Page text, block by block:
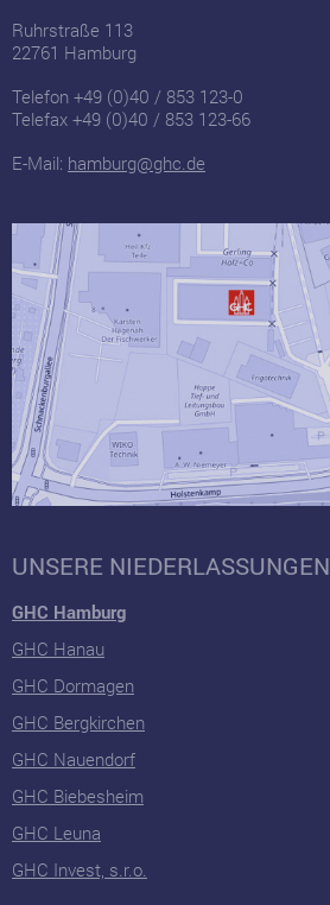
Ruhrstraße 113
22761 Hamburg
Telefon +49 (0)40 / 853 123-0
Telefax +49 (0)40 / 853 123-66
E-Mail: hamburg@ghc.de
UNSERE NIEDERLASSUNGEN
GHC Hamburg
GHC Hanau
GHC Dormagen
GHC Bergkirchen
GHC Nauendorf
GHC Biebesheim
GHC Leuna
GHC Invest, s.r.o.